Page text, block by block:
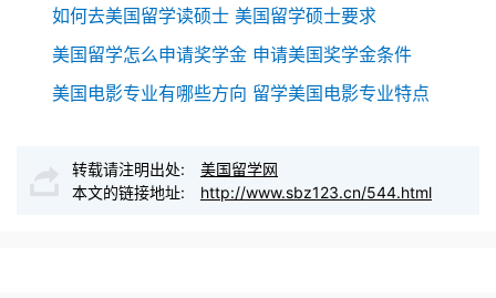
如何去美国留学读硕士 美国留学硕士要求
美国留学怎么申请奖学金 申请美国奖学金条件
美国电影专业有哪些方向 留学美国电影专业特点
转载请注明出处:
美国留学网
本文的链接地址:
http://www.sbz123.cn/544.html